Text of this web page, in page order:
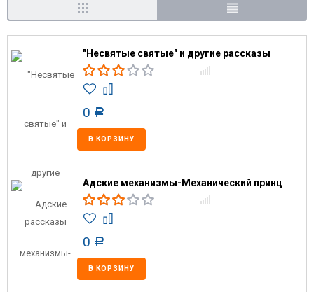
"Несвятые святые" и другие рассказы
0 Р
В КОРЗИНУ
Адские механизмы-Механический принц
0 Р
В КОРЗИНУ